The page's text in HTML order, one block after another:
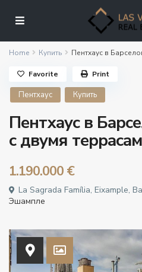
Home Купить Пентхаус в
Пентхаус Купить
Пентхаус в
с двумя
1.190.000 €
La Sagrada Família, Eixample,
Эшампле
Favorite Print